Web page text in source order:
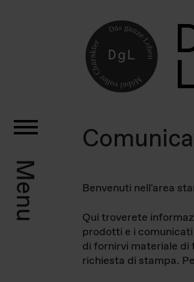
Menu Benvenuti nell'area
Qui troverete
prodotti e i
di fornirvi materiale di
richiesta di stampa.